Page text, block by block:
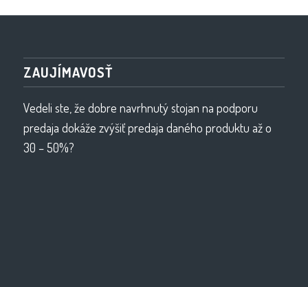
ZAUJÍMAVOSŤ
Vedeli ste, že dobre navrhnutý stojan na podporu
predaja dokáže zvýšiť predaja daného produktu až o
30 – 50%?